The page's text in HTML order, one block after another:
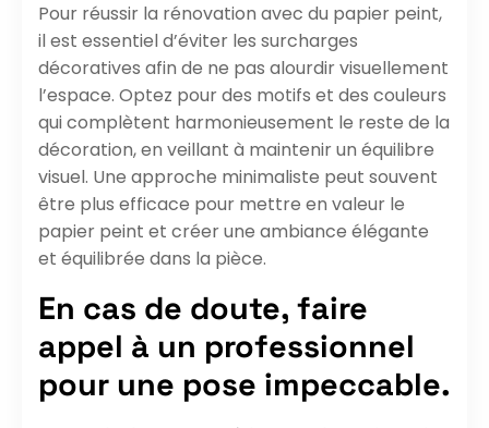
Pour réussir la rénovation avec du papier peint,
il est essentiel d’éviter les surcharges
décoratives afin de ne pas alourdir visuellement
l’espace. Optez pour des motifs et des couleurs
qui complètent harmonieusement le reste de la
décoration, en veillant à maintenir un équilibre
visuel. Une approche minimaliste peut souvent
être plus efficace pour mettre en valeur le
papier peint et créer une ambiance élégante
et équilibrée dans la pièce.
En cas de doute, faire
appel à un professionnel
pour une pose impeccable.